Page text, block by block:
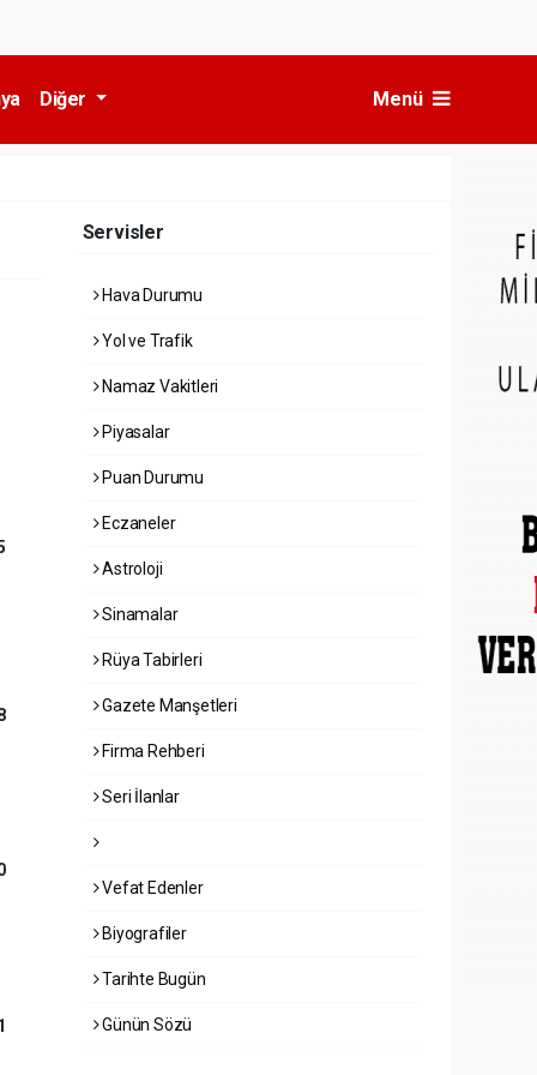
Diğer Menü
Servisler
Hava Durumu
Yol ve Trafik
Namaz Vakitleri
Piyasalar
Puan Durumu
Eczaneler
Astroloji
Sinamalar
Rüya Tabirleri
Gazete Manşetleri
Firma Rehberi
Seri İlanlar
Vefat Edenler
Biyografiler
Tarihte Bugün
Günün Sözü